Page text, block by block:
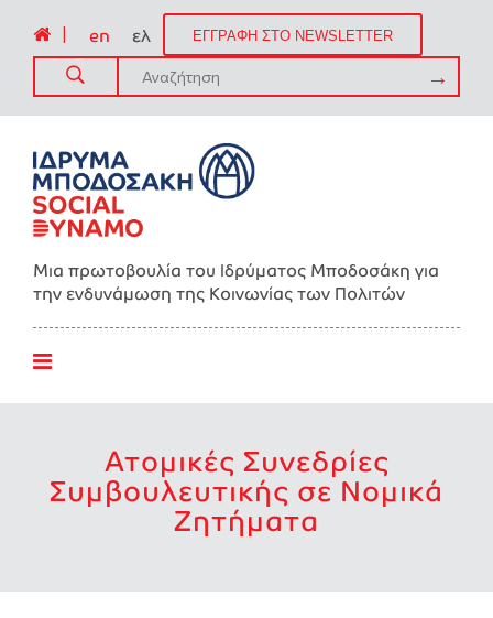
en ελ ΕΓΓΡΑΦΗ ΣΤΟ NEWSLETTER
Μια πρωτοβουλία του Ιδρύματος Μποδοσάκη για
την ενδυνάμωση της Kοινωνίας των Πολιτών
Ατομικές Συνεδρίες
Συμβουλευτικής σε Νομικά
Ζητήματα